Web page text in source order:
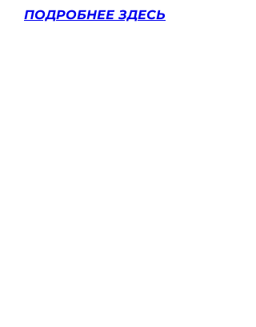
ПОДРОБНЕЕ ЗДЕСЬ